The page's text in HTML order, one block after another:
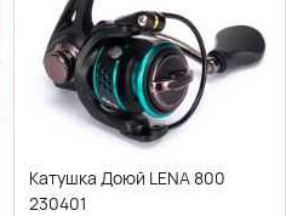
Катушка Доюй LENA 800
230401